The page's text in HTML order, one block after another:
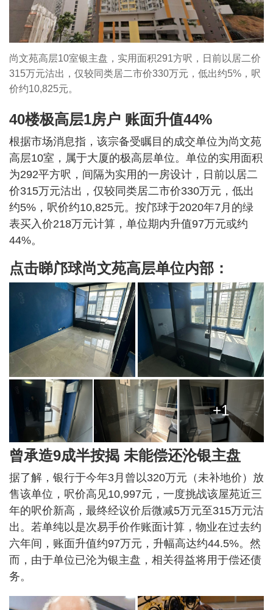
尚文苑高层10室银主盘，实用面积291方呎，日前以居二价
315万元沽出，仅较同类居二市价330万元，低出约5%，呎
价约10,825元。
40楼极高层1房户 账面升值44%
根据市场消息指，该宗备受瞩目的成交单位为尚文苑
高层10室，属于大厦的极高层单位。单位的实用面积
为292平方呎，间隔为实用的一房设计，日前以居二
价315万元沽出，仅较同类居二市价330万元，低出
约5%，呎价约10,825元。按邝球于2020年7月的绿
表买入价218万元计算，单位期内升值97万元或约
44%。
点击睇邝球尚文苑高层单位内部：
+1
曾承造9成半按揭 未能偿还沦银主盘
据了解，银行于今年3月曾以320万元（未补地价）放
售该单位，呎价高见10,997元，一度挑战该屋苑近三
年的呎价新高，最终经议价后微减5万元至315万元沽
出。若单纯以是次易手价作账面计算，物业在过去约
六年间，账面升值约97万元，升幅高达约44.5%。然
而，由于单位已沦为银主盘，相关得益将用于偿还债
务。